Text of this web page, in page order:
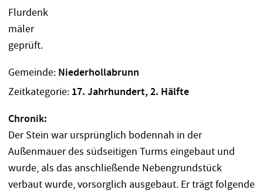
Gemeinde: Niederhollabrunn
Zeitkategorie: 17. Jahrhundert, 2. Hälfte
Chronik:
Der Stein war ursprünglich bodennah in der
Außenmauer des südseitigen Turms eingebaut und
wurde, als das anschließende Nebengrundstück
verbaut wurde, vorsorglich ausgebaut. Er trägt folgende